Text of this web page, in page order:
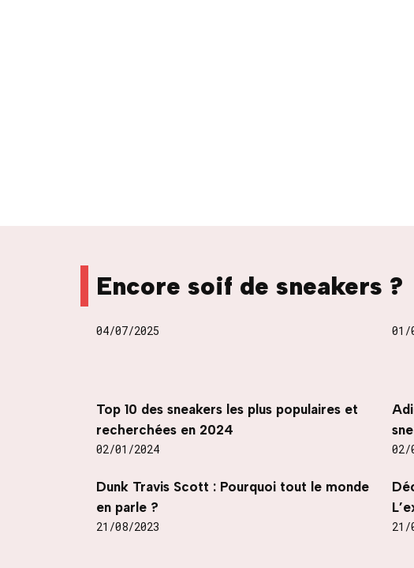
Encore soif de sneakers ?
04/07/2025 01/
Top 10 des sneakers les plus populaires et
recherchées en 2024
02/01/2024 02/
Dunk Travis Scott : Pourquoi tout le monde
en parle ?
21/08/2023 21/